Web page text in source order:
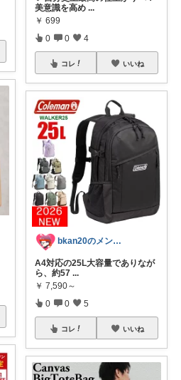
美意識を高め ...
￥ 699
0 0 4
コレ いいね
bkan20のメンズライフ応援ROOM
A4対応の25L大容量でありなが
ら、約57 ...
￥ 7,590～
0 0 5
コレ いいね